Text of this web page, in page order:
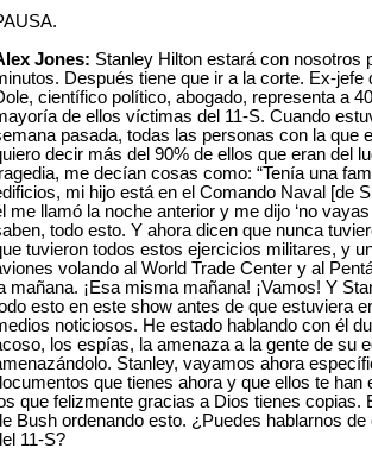
Jones: Stanley Hilton estará con nosotros
Después tiene que ir a la corte. Ex-jefe
científico político, abogado, representa a
de ellos víctimas del 11-S. Cuando
pasada, todas las personas con la que
decir más del 90% de ellos que eran del
me decían cosas como: “Tenía una
mi hijo está en el Comando Naval [de
me llamó la noche anterior y me dijo ‘no
todo esto. Y ahora dicen que nunca
tuvieron todos estos ejercicios militares, y
volando al World Trade Center y al
mañana. ¡Esa misma mañana! ¡Vamos! Y
esto en este show antes de que estuviera
noticiosos. He estado hablando con él
los espías, la amenaza a la gente de su
Stanley, vayamos ahora
que tienes ahora y que ellos te han
que felizmente gracias a Dios tienes copias.
Bush ordenando esto. ¿Puedes hablarnos de
11-S?